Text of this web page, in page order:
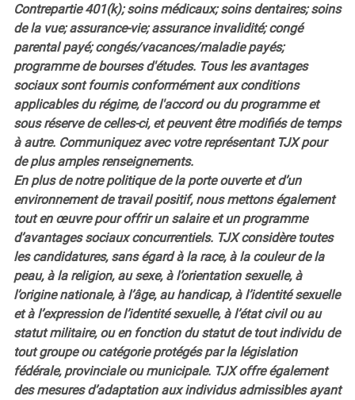
Contrepartie 401(k); soins médicaux; soins dentaires; soins
de la vue; assurance-vie; assurance invalidité; congé
parental payé; congés/vacances/maladie payés;
programme de bourses d'études. Tous les avantages
sociaux sont fournis conformément aux conditions
applicables du régime, de l'accord ou du programme et
sous réserve de celles-ci, et peuvent être modifiés de temps
à autre. Communiquez avec votre représentant TJX pour
de plus amples renseignements.
En plus de notre politique de la porte ouverte et d’un
environnement de travail positif, nous mettons également
tout en œuvre pour offrir un salaire et un programme
d’avantages sociaux concurrentiels. TJX considère toutes
les candidatures, sans égard à la race, à la couleur de la
peau, à la religion, au sexe, à l’orientation sexuelle, à
l’origine nationale, à l’âge, au handicap, à l’identité sexuelle
et à l’expression de l’identité sexuelle, à l’état civil ou au
statut militaire, ou en fonction du statut de tout individu de
tout groupe ou catégorie protégés par la législation
fédérale, provinciale ou municipale. TJX offre également
des mesures d’adaptation aux individus admissibles ayant